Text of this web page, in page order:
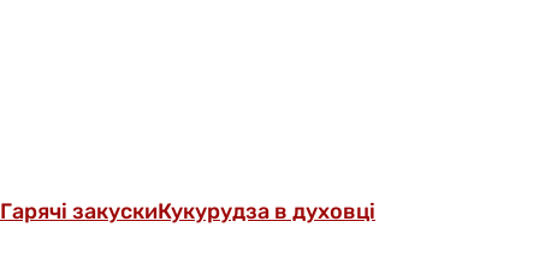
Гарячі закускиКукурудза в духовці